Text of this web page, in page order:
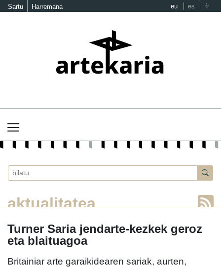
Sartu Harremana eu es fr
aktualitatea
Turner Saria jendarte-kezkek geroz
eta blaituagoa
Britainiar arte garaikidearen sariak, aurten,